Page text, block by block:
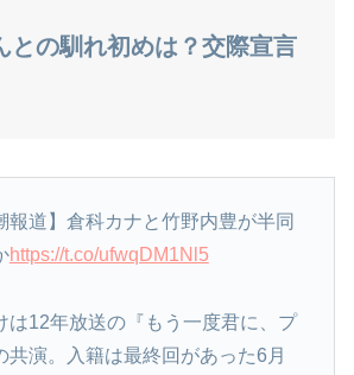
との馴れ初めは？交際宣言
報道】倉科カナと竹野内豊が半同
https://t.co/ufwqDM1Nl5
は12年放送の『もう一度君に、プ
共演。入籍は最終回があった6月